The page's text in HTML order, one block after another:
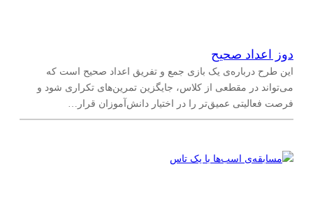
دوز اعداد صحیح
این طرح درباره‌ی یک بازی جمع و تفریق اعداد صحیح است که
می‌تواند در مقطعی از کلاس، جایگزین تمرین‌های تکراری شود و
فرصت فعالیتی عمیق‌تر را در اختیار دانش‌آموزان قرار…